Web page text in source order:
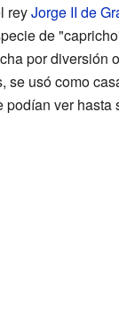
reyJorge II de
de
por diversión
se usó como
podían ver hasta